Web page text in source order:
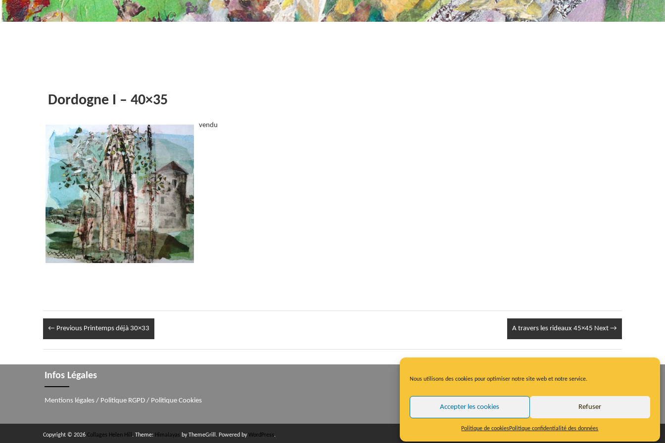
Nous utilisons des cookies pour optimiser notre site web et notre service.
Accepter les cookies Refuser
Politique de cookiesPolitique confidentialité des données
Dordogne I – 40×35
vendu
← Previous Printemps déjà 30×33 A travers les rideaux 45×45 Next →
Infos Légales
Mentions légales/ Politique RGPD/ Politique Cookies
Copyright © 2026 Collages Helen Hill . Theme: Himalayas by ThemeGrill. Powered byWordPress.